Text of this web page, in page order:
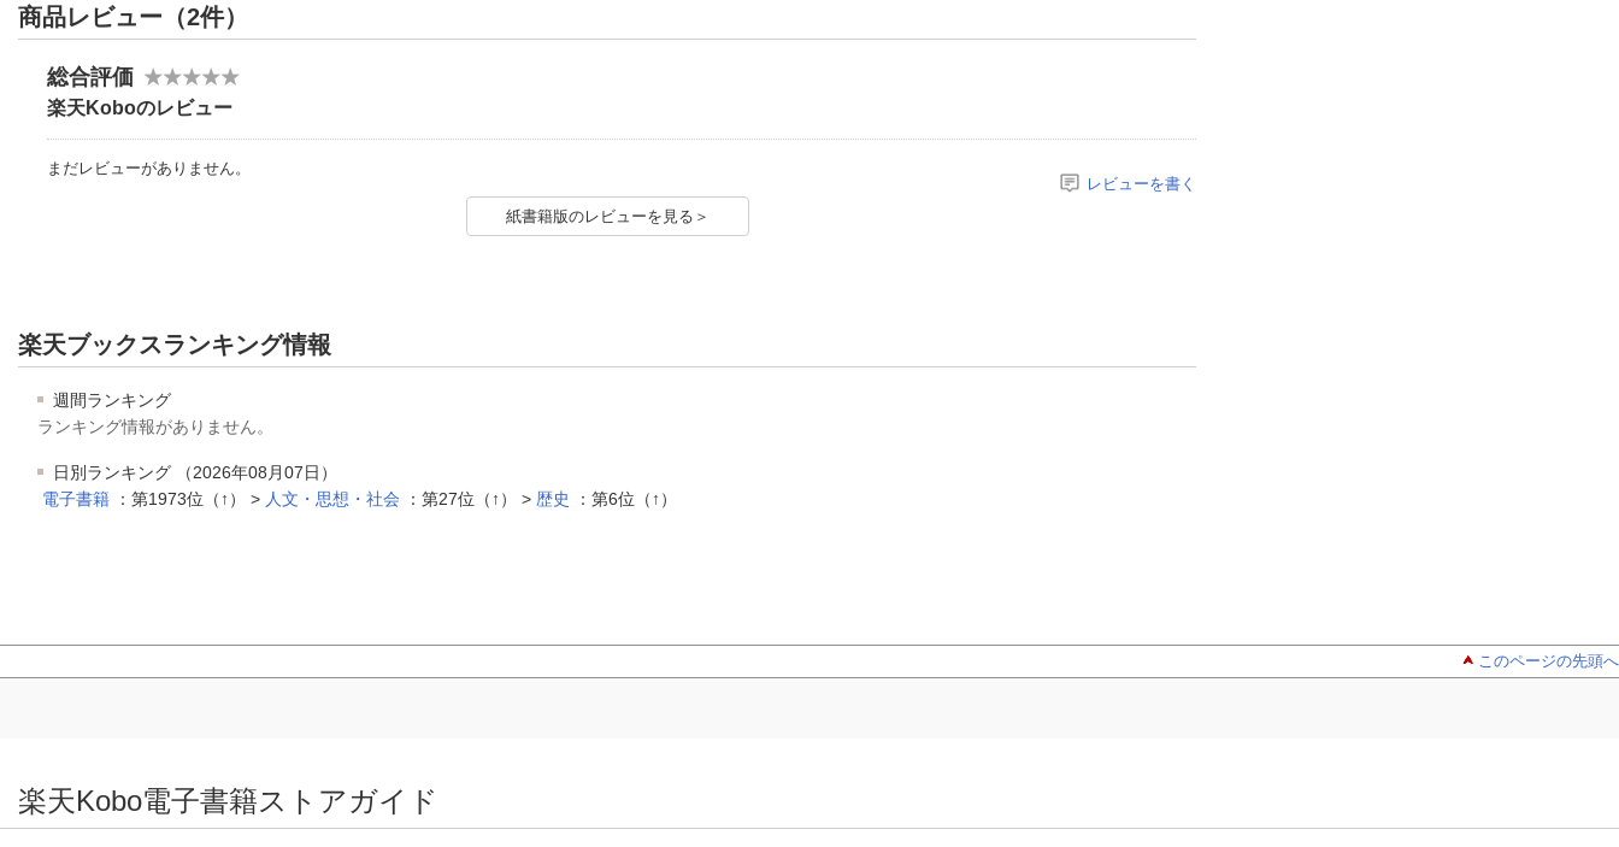
商品レビュー（2件）
総合評価
楽天Koboのレビュー
まだレビューがありません。
レビューを書く
紙書籍版のレビューを見る＞
楽天ブックスランキング情報
週間ランキング
ランキング情報がありません。
日別ランキング （2026年08月07日）
電子書籍 ：第1973位（↑） > 人文・思想・社会 ：第27位（↑） > 歴史 ：第6位（↑）
このページの先頭へ
楽天Kobo電子書籍ストアガイド